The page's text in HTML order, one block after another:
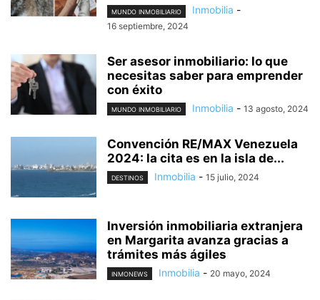
MUNDO INMOBILIARIO Inmobilia -
16 septiembre, 2024
Ser asesor inmobiliario: lo que
necesitas saber para emprender
con éxito
MUNDO INMOBILIARIO Inmobilia - 13 agosto, 2024
Convención RE/MAX Venezuela
2024: la cita es en la isla de...
DESTINOS Inmobilia - 15 julio, 2024
Inversión inmobiliaria extranjera
en Margarita avanza gracias a
trámites más ágiles
INMONEWS Inmobilia - 20 mayo, 2024